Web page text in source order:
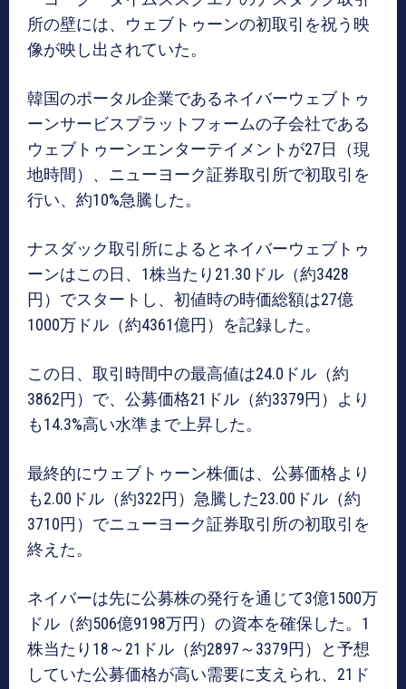
所の壁には、ウェブトゥーンの初取引を祝う映
像が映し出されていた。
韓国のポータル企業であるネイバーウェブトゥ
ーンサービスプラットフォームの子会社である
ウェブトゥーンエンターテイメントが27日（現
地時間）、ニューヨーク証券取引所で初取引を
行い、約10%急騰した。
ナスダック取引所によるとネイバーウェブトゥ
ーンはこの日、1株当たり21.30ドル（約3428
円）でスタートし、初値時の時価総額は27億
1000万ドル（約4361億円）を記録した。
この日、取引時間中の最高値は24.0ドル（約
3862円）で、公募価格21ドル（約3379円）より
も14.3%高い水準まで上昇した。
最終的にウェブトゥーン株価は、公募価格より
も2.00ドル（約322円）急騰した23.00ドル（約
3710円）でニューヨーク証券取引所の初取引を
終えた。
ネイバーは先に公募株の発行を通じて3億1500万
ドル（約506億9198万円）の資本を確保した。1
株当たり18～21ドル（約2897～3379円）と予想
していた公募価格が高い需要に支えられ、21ド